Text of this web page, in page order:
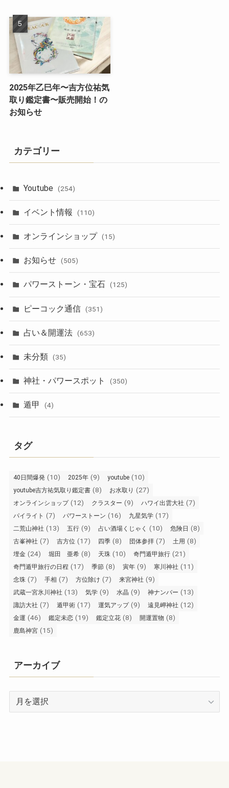
2025年乙巳年〜吉方位祐気
取り鑑定書〜販売開始！の
お知らせ
カテゴリー
Youtube (254)
イベント情報 (110)
オンラインショップ (15)
お知らせ (505)
パワーストーン・宝石 (125)
ピーコック通信 (351)
占い＆開運法 (653)
未分類 (35)
神社・パワースポット (350)
遁甲 (4)
タグ
40日間爆発 (10) 2025年 (9) youtube (10)
youtube吉方祐気取り鑑定書 (8) お水取り (27)
オンラインショップ(12) クラスター (9) ハワイ出雲大社 (7)
パイライト (7) パワーストーン (16) 九星気学 (17)
二荒山神社 (13) 五行 (9) 占い酒場くじゃく (10) 危険日 (8)
古峯神社 (7) 吉方位 (17) 四季 (8) 団体参拝 (7) 土用 (8)
埋金 (24) 堀田 亜希 (8) 天珠 (10) 奇門遁甲旅行 (21)
奇門遁甲旅行の日程 (17) 季節 (8) 寅年 (9) 寒川神社 (11)
念珠 (7) 手相 (7) 方位除け (7) 来宮神社 (9)
武蔵一宮氷川神社 (13) 気学 (9) 水晶 (9) 神ナンバー (13)
諏訪大社 (7) 遁甲術 (17) 運気アップ(9) 遠見岬神社 (12)
金運 (46) 鑑定未恋 (19) 鑑定立花 (8) 開運置物 (8)
鹿島神宮 (15)
アーカイブ